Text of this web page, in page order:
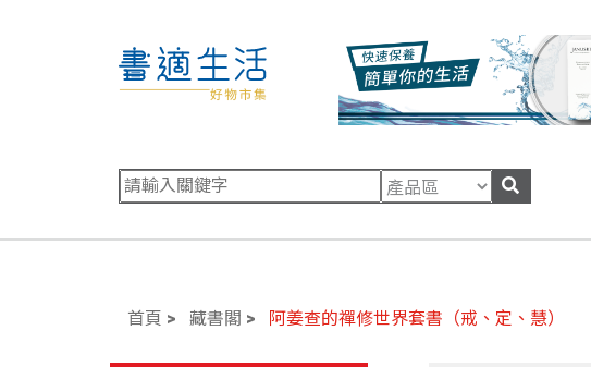
首頁 藏書閣 阿姜查的禪修世界套書（戒、定、慧）